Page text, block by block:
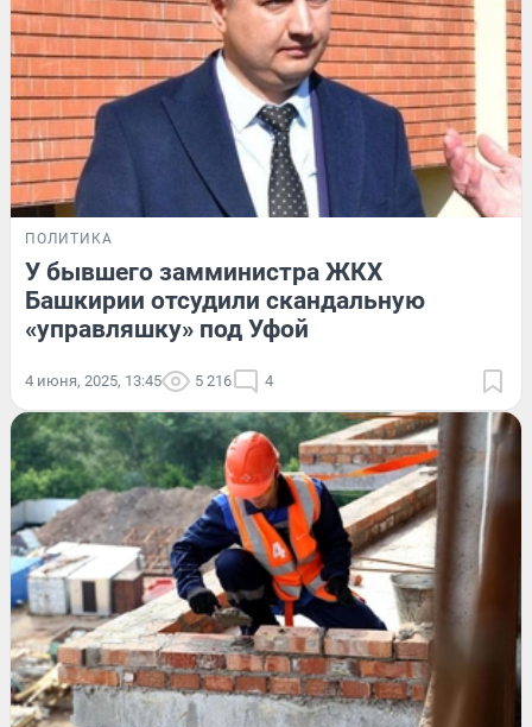
ПОЛИТИКА
У бывшего замминистра ЖКХ
Башкирии отсудили скандальную
«управляшку» под Уфой
4 июня, 2025, 13:45 5 216 4